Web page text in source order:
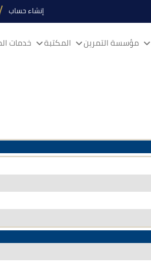
إنشاء حساب
مؤسسة التمرين المكتبة خدمات